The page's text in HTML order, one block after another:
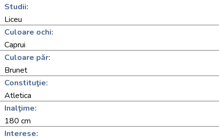
Studii:
Liceu
Culoare ochi:
Caprui
Culoare păr:
Brunet
Constituţie:
Atletica
Inalţime:
180 cm
Interese: